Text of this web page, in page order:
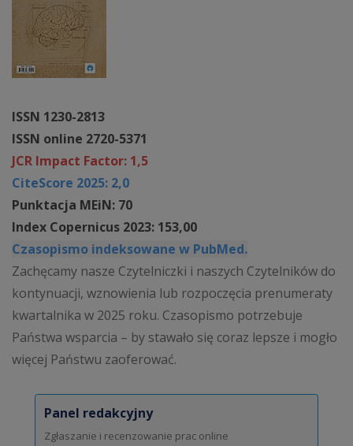
ISSN 1230-2813
ISSN online 2720-5371
JCR Impact Factor: 1,5
CiteScore 2025: 2,0
Punktacja MEiN: 70
Index Copernicus 2023: 153,00
Czasopismo indeksowane w PubMed.
Zachęcamy nasze Czytelniczki i naszych Czytelników do
kontynuacji, wznowienia lub rozpoczęcia prenumeraty
kwartalnika w 2025 roku. Czasopismo potrzebuje
Państwa wsparcia – by stawało się coraz lepsze i mogło
więcej Państwu zaoferować.
Panel redakcyjny
Zgłaszanie i recenzowanie prac online